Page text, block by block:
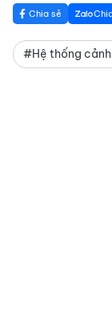
Chia sẻ
#Hệ thống